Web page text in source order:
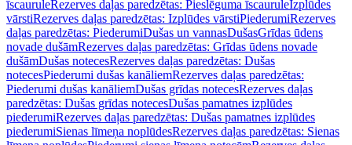
īscauruleRezerves daļas paredzētas: Pieslēguma īscauruleIzplūdes
vārstiRezerves daļas paredzētas: Izplūdes vārstiPiederumiRezerves
daļas paredzētas: PiederumiDušas un vannasDušasGrīdas ūdens
novade dušāmRezerves daļas paredzētas: Grīdas ūdens novade
dušāmDušas notecesRezerves daļas paredzētas: Dušas
notecesPiederumi dušas kanāliemRezerves daļas paredzētas:
Piederumi dušas kanāliemDušas grīdas notecesRezerves daļas
paredzētas: Dušas grīdas notecesDušas pamatnes izplūdes
piederumiRezerves daļas paredzētas: Dušas pamatnes izplūdes
piederumiSienas līmeņa noplūdesRezerves daļas paredzētas: Sienas